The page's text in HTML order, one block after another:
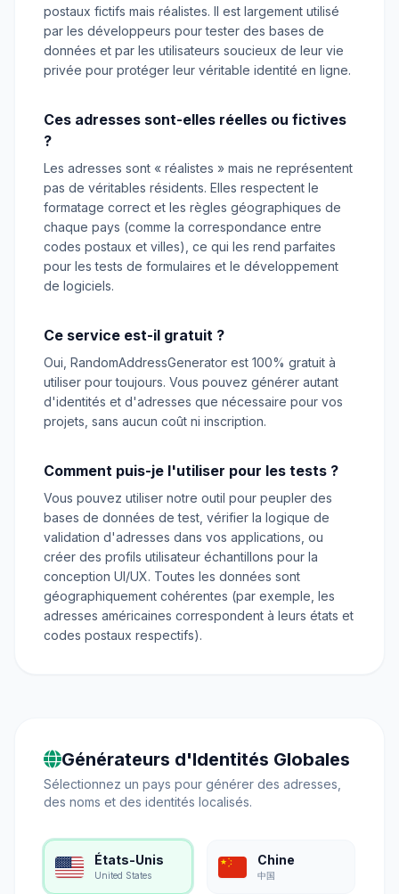
postaux fictifs mais réalistes. Il est largement utilisé
par les développeurs pour tester des bases de
données et par les utilisateurs soucieux de leur vie
privée pour protéger leur véritable identité en ligne.
Ces adresses sont-elles réelles ou fictives
?
Les adresses sont « réalistes » mais ne représentent
pas de véritables résidents. Elles respectent le
formatage correct et les règles géographiques de
chaque pays (comme la correspondance entre
codes postaux et villes), ce qui les rend parfaites
pour les tests de formulaires et le développement
de logiciels.
Ce service est-il gratuit ?
Oui, RandomAddressGenerator est 100% gratuit à
utiliser pour toujours. Vous pouvez générer autant
d'identités et d'adresses que nécessaire pour vos
projets, sans aucun coût ni inscription.
Comment puis-je l'utiliser pour les tests ?
Vous pouvez utiliser notre outil pour peupler des
bases de données de test, vérifier la logique de
validation d'adresses dans vos applications, ou
créer des profils utilisateur échantillons pour la
conception UI/UX. Toutes les données sont
géographiquement cohérentes (par exemple, les
adresses américaines correspondent à leurs états et
codes postaux respectifs).
Générateurs d'Identités Globales
Sélectionnez un pays pour générer des adresses,
des noms et des identités localisés.
États-Unis
United States
Chine
中国